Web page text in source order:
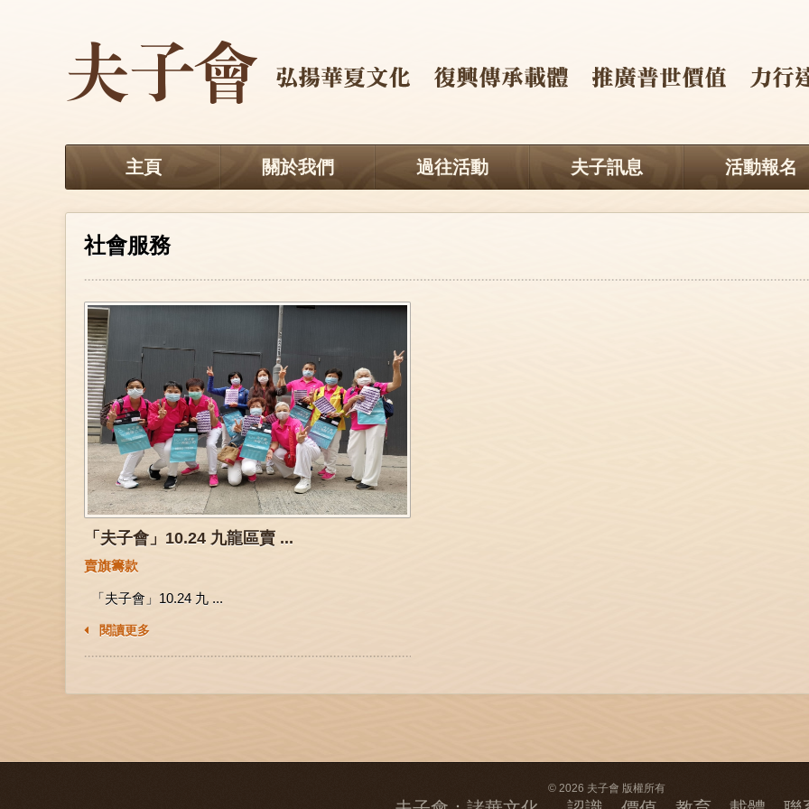
主頁 關於我們 過往活動 夫子訊息 活動報名
社會服務
「夫子會」10.24 九龍區賣 ...
賣旗籌款
「夫子會」10.24 九 ...
閱讀更多
© 2026 夫子會 版權所有